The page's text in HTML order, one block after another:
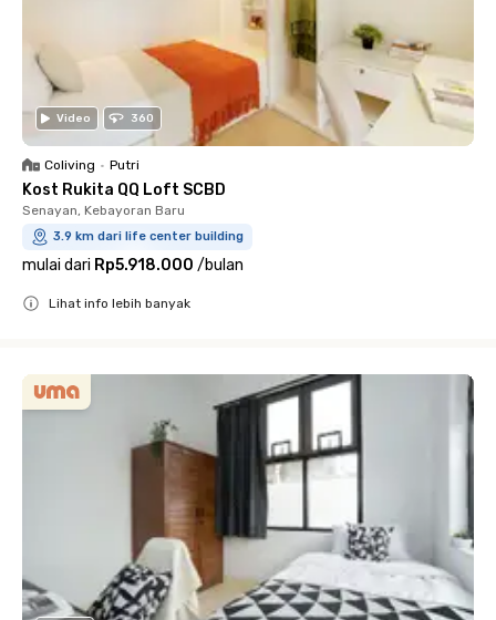
Video 360
Coliving • Putri
Kost Rukita QQ Loft SCBD
Senayan, Kebayoran Baru
3.9 km dari life center building
mulai dari Rp5.918.000 /bulan
Lihat info lebih banyak